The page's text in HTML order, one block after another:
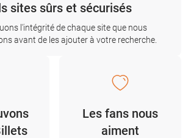
sites sûrs et sécurisés
l'intégrité de chaque site que nous
avant de les ajouter à votre recherche.
Les fans nous
aiment